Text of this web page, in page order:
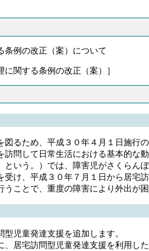
条例の改正（案）について
に関する条例の改正（案）］
るため、平成３０年４月１日施
問して日常生活における基本的な
いう。）では、障害児がさくら
け、平成３０年７月１日から居宅
ことで、重度の障害により外出が
児童発達支援を追加します。
、居宅訪問型児童発達支援を利用し